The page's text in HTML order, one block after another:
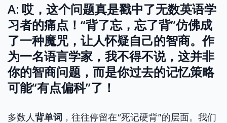
A: 哎，这个问题真是戳中了无数英语学
习者的痛点！“背了忘，忘了背”仿佛成
了一种魔咒，让人怀疑自己的智商。作
为一名语言学家，我不得不说，这并非
你的智商问题，而是你过去的记忆策略
可能“有点偏科”了！
多数人背单词 ，往往停留在“死记硬背”的层面。我们